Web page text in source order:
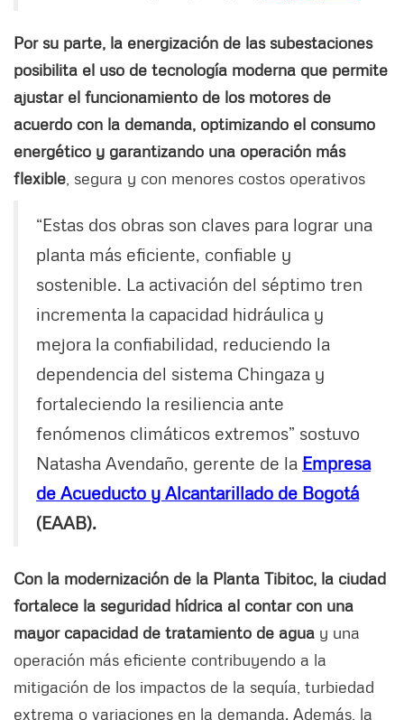
Por su parte, la energización de las subestaciones
posibilita el uso de tecnología moderna que permite
ajustar el funcionamiento de los motores de
acuerdo con la demanda, optimizando el consumo
energético y garantizando una operación más
flexible , segura y con menores costos operativos
“Estas dos obras son claves para lograr una
planta más eficiente, confiable y
sostenible. La activación del séptimo tren
incrementa la capacidad hidráulica y
mejora la confiabilidad, reduciendo la
dependencia del sistema Chingaza y
fortaleciendo la resiliencia ante
fenómenos climáticos extremos” sostuvo
Natasha Avendaño, gerente de la Empresa
de Acueducto y Alcantarillado de Bogotá
(EAAB).
Con la modernización de la Planta Tibitoc, la ciudad
fortalece la seguridad hídrica al contar con una
mayor capacidad de tratamiento de agua y una
operación más eficiente contribuyendo a la
mitigación de los impactos de la sequía, turbiedad
extrema o variaciones en la demanda. Además, la